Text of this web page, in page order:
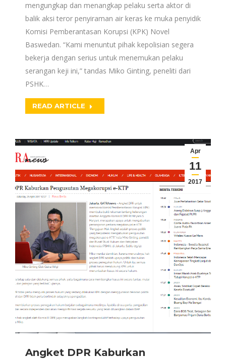
mengungkap dan menangkap pelaku serta aktor di
balik aksi teror penyiraman air keras ke muka penyidik
Komisi Pemberantasan Korupsi (KPK) Novel
Baswedan. “Kami menuntut pihak kepolisian segera
bekerja dengan serius untuk menemukan pelaku
serangan keji ini,” tandas Miko Ginting, peneliti dari
PSHK…
READ ARTICLE
Apr
11
2017
Angket DPR Kaburkan